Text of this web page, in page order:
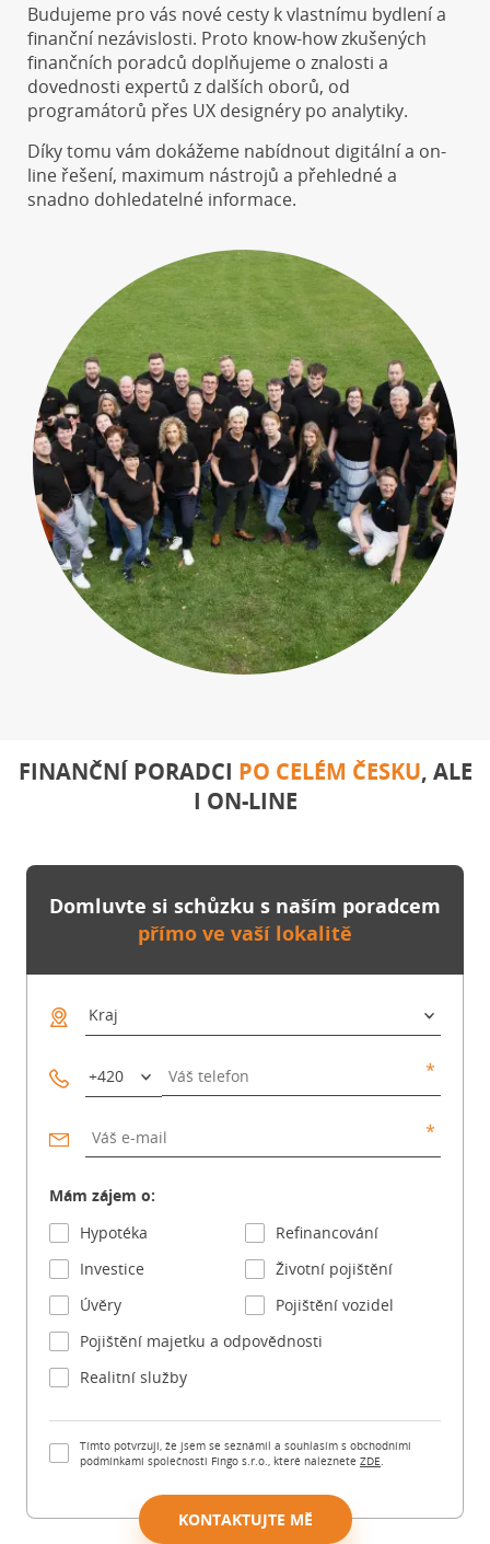
Budujeme pro vás nové cesty k vlastnímu bydlení a
finanční nezávislosti. Proto know-how zkušených
finančních poradců doplňujeme o znalosti a
dovednosti expertů z dalších oborů, od
programátorů přes UX designéry po analytiky.
Díky tomu vám dokážeme nabídnout digitální a on-
line řešení, maximum nástrojů a přehledné a
snadno dohledatelné informace.
FINANČNÍ PORADCI PO CELÉM ČESKU, ALE
I ON-LINE
Domluvte si schůzku s naším poradcem
přímo ve vaší lokalitě
Mám zájem o:
Hypotéka
Refinancování
Investice
Životní pojištění
Úvěry
Pojištění vozidel
Pojištění majetku a odpovědnosti
Realitní služby
Tímto potvrzuji, že jsem se seznámil a souhlasím s obchodními
podmínkami společnosti Fingo s.r.o., které naleznete ZDE
KONTAKTUJTE MĚ